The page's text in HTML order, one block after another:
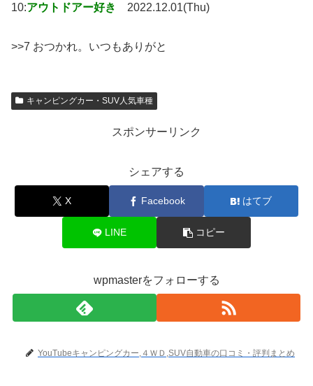
10:アウトドアー好き 2022.12.01(Thu)
>>7 おつかれ。いつもありがと
キャンピングカー・SUV人気車種
スポンサーリンク
シェアする
X Facebook はてブ
LINE コピー
wpmasterをフォローする
YouTubeキャンピングカー,４ＷＤ,SUV自動車の口コミ・評判まとめ